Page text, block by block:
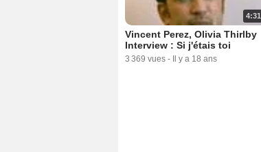
4:31
Vincent Perez, Olivia Thirlby
Interview : Si j'étais toi
3 369 vues - Il y a 18 ans